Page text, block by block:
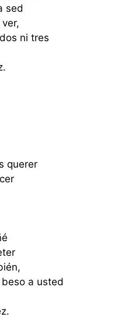
sed
ni tres
querer
a usted